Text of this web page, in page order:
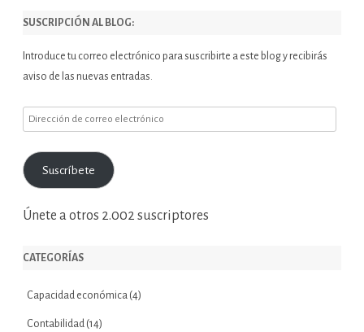
SUSCRIPCIÓN AL BLOG:
Introduce tu correo electrónico para suscribirte a este blog y recibirás
aviso de las nuevas entradas.
Dirección
correo
electrónico
Suscríbete
Únete a otros 2.002 suscriptores
CATEGORÍAS
Capacidad económica (4)
Contabilidad (14)